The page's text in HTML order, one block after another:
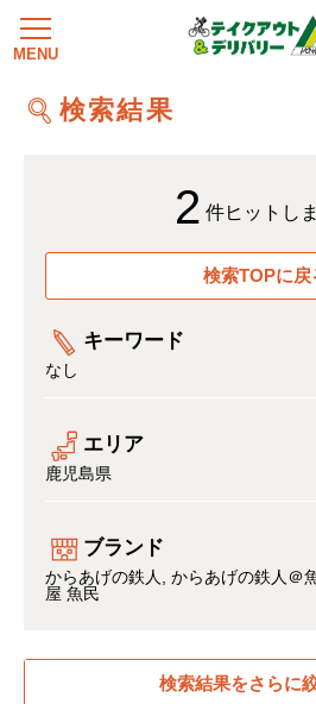
検索結果
2 件ヒットし
検索TOPに戻
キーワード
なし
エリア
鹿児島県
ブランド
からあげの鉄人 からあげの鉄人＠
屋 魚民
検索結果をさらに